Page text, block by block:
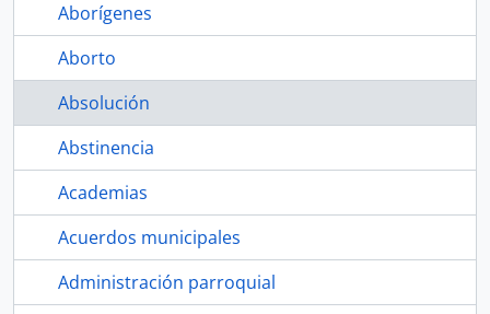
Aborígenes
Aborto
Absolución
Abstinencia
Academias
Acuerdos municipales
Administración parroquial